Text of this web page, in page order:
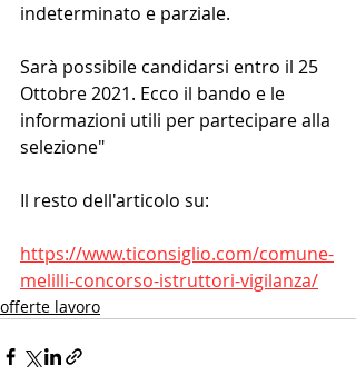
indeterminato e parziale.
Sarà possibile candidarsi entro il 25
Ottobre 2021. Ecco il bando e le
informazioni utili per partecipare alla
selezione"
Il resto dell'articolo su:
https://www.ticonsiglio.com/comune-
melilli-concorso-istruttori-vigilanza/
offerte lavoro